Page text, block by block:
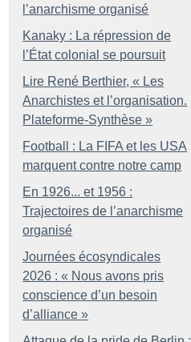
l’anarchisme organisé
Kanaky : La répression de
l’État colonial se poursuit
Lire René Berthier, « Les
Anarchistes et l’organisation.
Plateforme-Synthèse »
Football : La FIFA et les USA
marquent contre notre camp
En 1926... et 1956 :
Trajectoires de l’anarchisme
organisé
Journées écosyndicales
2026 : « Nous avons pris
conscience d’un besoin
d’alliance »